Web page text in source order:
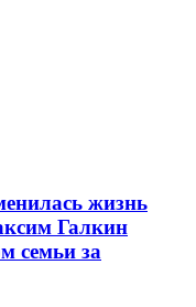
жизнь
Галкин
семьи за